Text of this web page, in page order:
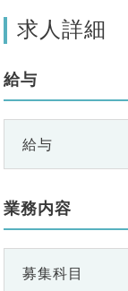
求人詳細
給与
給与
業務内容
募集科目